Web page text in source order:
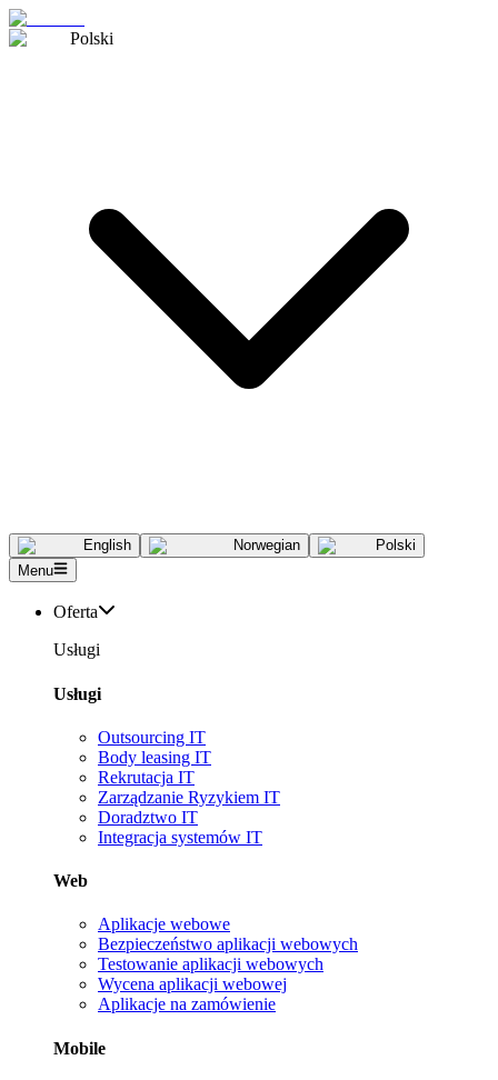
Polski
English Norwegian
Polski
Menu
Oferta
Usługi
Usługi
Outsourcing IT
Body leasing IT
Rekrutacja IT
Zarządzanie Ryzykiem IT
Doradztwo IT
Integracja systemów IT
Web
Aplikacje webowe
Bezpieczeństwo aplikacji webowych
Testowanie aplikacji webowych
Wycena aplikacji webowej
Aplikacje na zamówienie
Mobile